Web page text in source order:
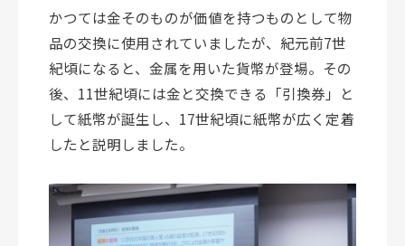
かつては金そのものが価値を持つものとして物
品の交換に使用されていましたが、紀元前7世
紀頃になると、金属を用いた貨幣が登場。その
後、11世紀頃には金と交換できる「引換券」と
して紙幣が誕生し、17世紀頃に紙幣が広く定着
したと説明しました。